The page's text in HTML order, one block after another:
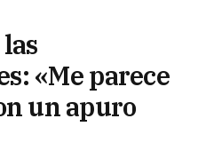
«Me parece
un apuro